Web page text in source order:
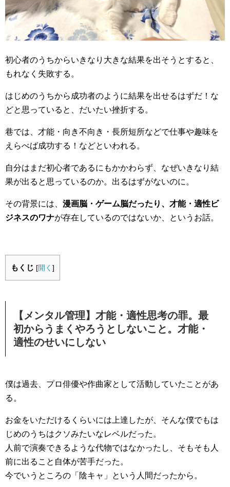
初心者のうちからいきなり大きな結果を出そうとすると、
もれなく失敗する。
はじめのうちから成功者のように結果を出せるはずだ！な
どと思っていると、だいたい挫折する。
巷では、才能・向き不向き・長所短所などで仕事や趣味を
えらべば成功する！などといわれる。
自分はまだ初心者であるにもかかわらず、なぜいきなり結
果が出ると思っているのか。出るはずがないのに。
その背景には、 漫画脳・ゲーム脳だったり、才能・適性ビ
ジネスのワナが存在しているのではないか、というお話。
もくじ [開く ]
【メンタル管理】才能・適性思考の罪。最
初からうまくやろうとしないこと。才能・
適性のせいにしない
僕は過去、プロ俳優や作曲家として活動していたことがあ
る。
お金をいただけるくらいには上達したが、そんな僕でもは
じめのうちはクソみたいなレベルだった。
人前で演奏できるような代物ではなかったし、そもそも人
前に出ること自体が苦手だった。
今でいうところの「陰キャ」という人間だったから。